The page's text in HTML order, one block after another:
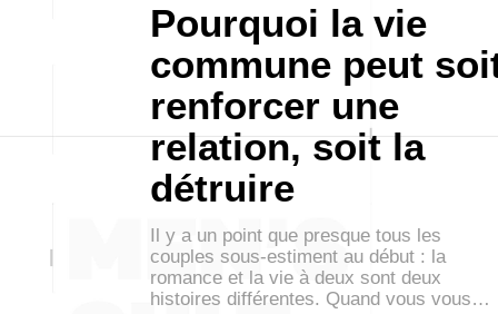
Pourquoi la vie
commune peut
renforcer une
relation, soit la
détruire
Il y a un point que presque tous les
couples sous-estiment au début : la
romance et la vie à deux sont deux
histoires différentes. Quand vous vous…